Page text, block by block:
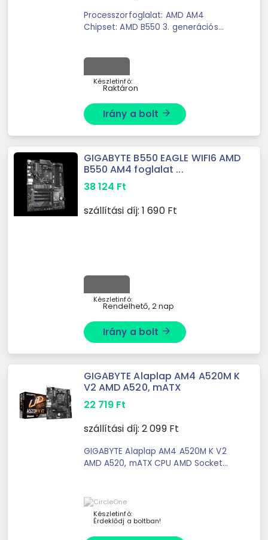
Processzorfoglalat: AMD AM4
Chipset: AMD B550 3. generációs
Készletinfó:
Raktáron
Irány a bolt arrow_forward
GIGABYTE B550 EAGLE WIFI6 AMD
B550 AM4 foglalat ...
38 124 Ft
szállítási díj: 1 690Ft
Készletinfó:
Rendelhető, 2 nap
Irány a bolt arrow_forward
GIGABYTE Alaplap AM4 A520M K
V2 AMD A520, mATX
22 719 Ft
szállítási díj: 2 099Ft
GIGABYTE Alaplap AM4 A520M K V2
AMD A520, mATX CPU AMD Socket
5000 Series Processors/ AMD Ryzen
Készletinfó:
Érdeklődj a boltban!